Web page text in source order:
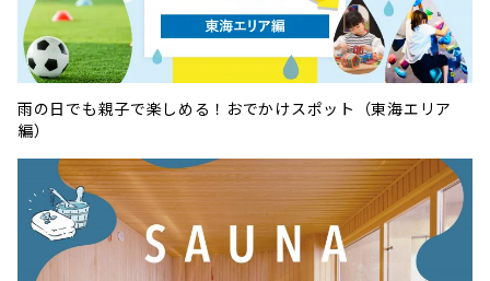
雨の日でも親子で楽しめる！おでかけスポット（東海エリア
編）